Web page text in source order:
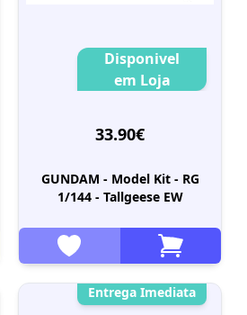
Disponivel
em Loja
33.90€
GUNDAM - Model Kit - RG
1/144 - Tallgeese EW
Entrega Imediata